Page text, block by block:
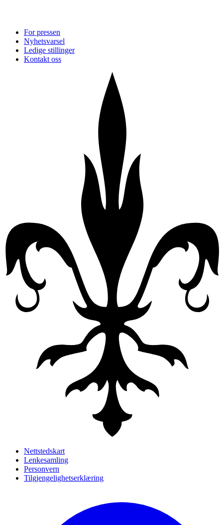
For pressen
Nyhetsvarsel
Ledige stillinger
Kontakt oss
Nettstedskart
Lenkesamling
Personvern
Tilgjengelighetserklæring